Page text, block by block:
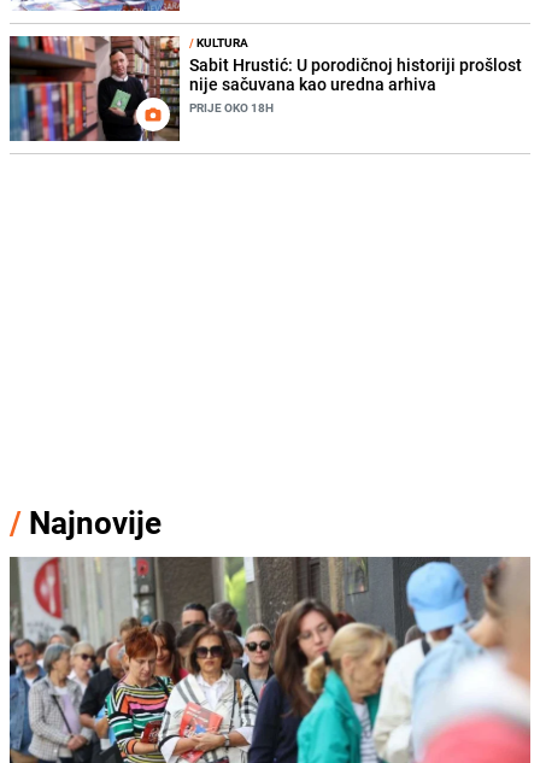
/KULTURA
Sabit Hrustić: U porodičnoj historiji prošlost
nije sačuvana kao uredna arhiva
PRIJE OKO 18H
/ Najnovije